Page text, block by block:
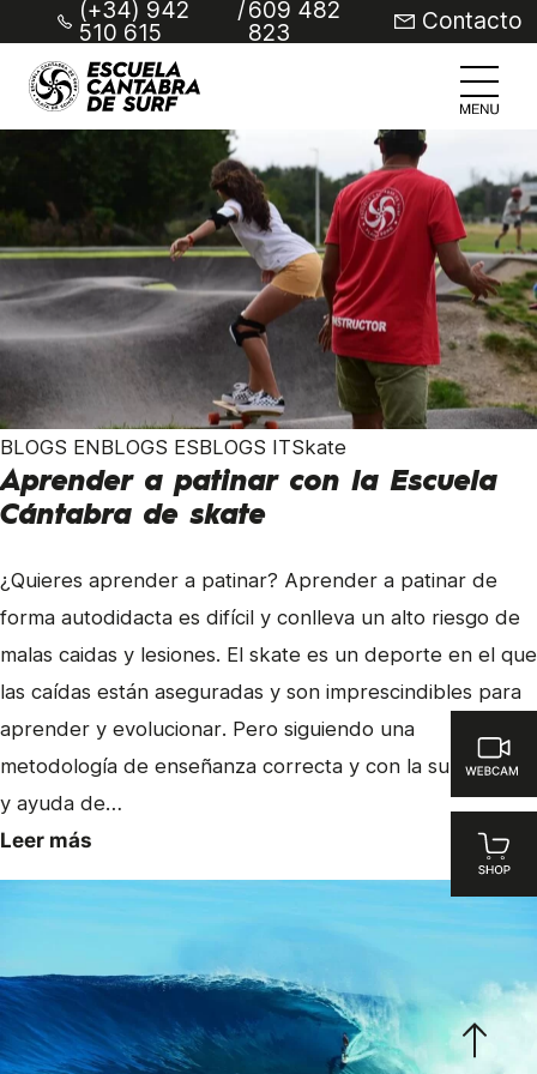
(+34) 942
510 615
/609 482
823 Contacto
BLOGS ENBLOGS ESBLOGS ITSkate
Aprender a patinar con la Escuela
Cántabra de skate
¿Quieres aprender a patinar? Aprender a patinar de
forma autodidacta es difícil y conlleva un alto riesgo de
malas caidas y lesiones. El skate es un deporte en el que
las caídas están aseguradas y son imprescindibles para
aprender y evolucionar. Pero siguiendo una
metodología de enseñanza correcta y con la supervisión
y ayuda de…
Leer más